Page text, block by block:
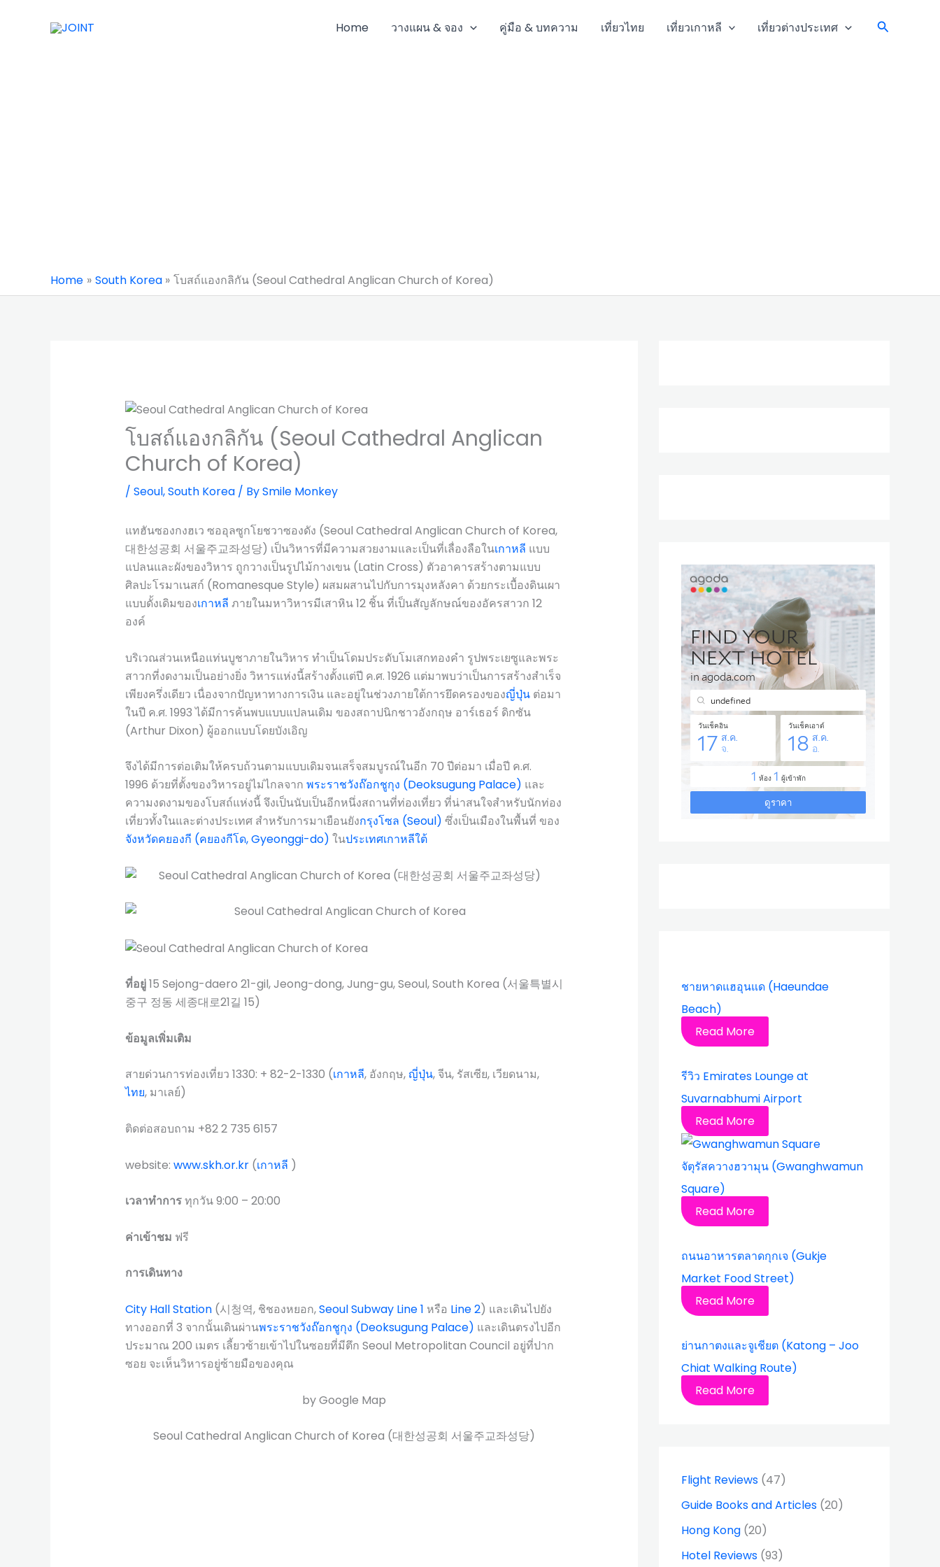
Home วางแผน & จอง คู่มือ & บทความ เที่ยวไทย เที่ยวเกาหลี เที่ยวต่างประเทศ Search
Home South Korea โบสถ์แองกลิกัน (Seoul Cathedral Anglican Church of Korea)
โบสถ์แองกลิกัน (Seoul Cathedral Anglican
Church of Korea)
/ Seoul,South Korea/ BySmile Monkey
แทฮันซองกงฮเว ซออุลซูกโยชวาซองดัง (Seoul Cathedral Anglican Church of Korea,
대한성공회 서울주교좌성당) เป็นวิหารที่มีความสวยงามและเป็นที่เลื่องลือในเกาหลี แบบ
แปลนและผังของวิหาร ถูกวางเป็นรูปไม้กางเขน (Latin Cross) ตัวอาคารสร้างตามแบบ
ศิลปะโรมาเนสก์ (Romanesque Style) ผสมผสานไปกับการมุงหลังคา ด้วยกระเบื้องดินเผา
แบบดั้งเดิมของเกาหลี ภายในมหาวิหารมีเสาหิน 12 ชิ้น ที่เป็นสัญลักษณ์ของอัครสาวก 12
องค์
บริเวณส่วนเหนือแท่นบูชาภายในวิหาร ทำเป็นโดมประดับโมเสกทองคำ รูปพระเยซูและพระ
สาวกที่งดงามเป็นอย่างยิ่ง วิหารแห่งนี้สร้างตั้งแต่ปี ค.ศ. 1926 แต่มาพบว่าเป็นการสร้างสำเร็จ
เพียงครึ่งเดียว เนื่องจากปัญหาทางการเงิน และอยู่ในช่วงภายใต้การยึดครองของญี่ปุ่น ต่อมา
ในปี ค.ศ. 1993 ได้มีการค้นพบแบบแปลนเดิม ของสถาปนิกชาวอังกฤษ อาร์เธอร์ ดิกซัน
(Arthur Dixon) ผู้ออกแบบโดยบังเอิญ
จึงได้มีการต่อเติมให้ครบถ้วนตามแบบเดิมจนเสร็จสมบูรณ์ในอีก 70 ปีต่อมา เมื่อปี ค.ศ.
1996 ด้วยที่ตั้งของวิหารอยู่ไม่ไกลจาก พระราชวังถ๊อกชูกุง (Deoksugung Palace) และ
ความงดงามของโบสถ์แห่งนี้ จึงเป็นนับเป็นอีกหนึ่งสถานที่ท่องเที่ยว ที่น่าสนใจสำหรับนักท่อง
เที่ยวทั้งในและต่างประเทศ สำหรับการมาเยือนยังกรุงโซล (Seoul) ซึ่งเป็นเมืองในพื้นที่ ของ
จังหวัดคยองกี (คยองกีโด, Gyeonggi-do) ในประเทศเกาหลีใต้
ที่อยู่15 Sejong-daero 21-gil, Jeong-dong, Jung-gu, Seoul, South Korea (서울특별시
중구 정동 세종대로21길 15)
ข้อมูลเพิ่มเติม
สายด่วนการท่องเที่ยว 1330: + 82-2-1330 (เกาหลี, อังกฤษ,ญี่ปุ่น, จีน, รัสเซีย, เวียดนาม,
ไทย, มาเลย์)
ติดต่อสอบถาม +82 2 735 6157
website: www.skh.or.kr(เกาหลี )
เวลาทำการทุกวัน 9:00 – 20:00
ค่าเข้าชม ฟรี
การเดินทาง
City Hall Station(시청역, ชิชองหยอก,Seoul Subway Line 1 หรือ Line 2) และเดินไปยัง
ทางออกที่ 3 จากนั้นเดินผ่านพระราชวังถ๊อกชูกุง (Deoksugung Palace) และเดินตรงไปอีก
ประมาณ 200 เมตร เลี้ยวซ้ายเข้าไปในซอยที่มีตึก Seoul Metropolitan Council อยู่ที่ปาก
ซอย จะเห็นวิหารอยู่ซ้ายมือของคุณ
by Google Map
Seoul Cathedral Anglican Church of Korea (대한성공회 서울주교좌성당)
ชายหาดแฮอุนแด (Haeundae
Beach)
Read More
รีวิว Emirates Lounge at
Suvarnabhumi Airport
Read More
จัตุรัสควางฮวามุน (Gwanghwamun
Square)
Read More
ถนนอาหารตลาดกุกเจ (Gukje
Market Food Street)
Read More
ย่านกาตงและจูเชียต (Katong – Joo
Chiat Walking Route)
Read More
Flight Reviews (47)
Guide Books and Articles (20)
Hong Kong (20)
Hotel Reviews (93)